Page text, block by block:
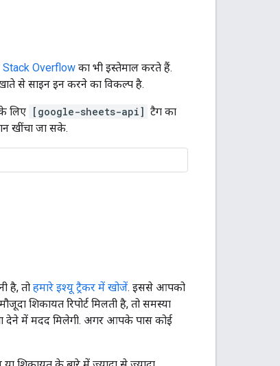
Stack Overflow का भी इस्तेमाल करते हैं.
से साइन इन करने का विकल्प है.
लिए [google-sheets-api] टैग का
खींचा जा सके.
है, तो हमारे इश्यू ट्रैकर में खोजें. इससे आपको
शिकायत रिपोर्ट मिलती है, तो समस्या
देने में मदद मिलेगी. अगर आपके पास कोई